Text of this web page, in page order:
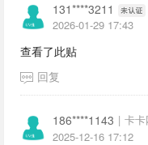
131****3211
2026-01-29 17:43
查看了此贴
回复
186****1143 | 卡卡
2025-12-16 17:12